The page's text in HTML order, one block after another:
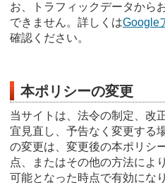
お、トラフィックデータから
できません。詳しくはGoogle
確認ください。
本ポリシーの変更
当サイトは、法令の制定、改
宜見直し、予告なく変更する
の変更は、変更後の本ポリシ
点、またはその他の方法によ
可能となった時点で有効にな